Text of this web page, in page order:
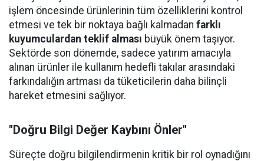
işlem öncesinde ürünlerinin tüm özelliklerini kontrol
etmesi ve tek bir noktaya bağlı kalmadan farklı
kuyumculardan teklif alması büyük önem taşıyor.
Sektörde son dönemde, sadece yatırım amacıyla
alınan ürünler ile kullanım hedefli takılar arasındaki
farkındalığın artması da tüketicilerin daha bilinçli
hareket etmesini sağlıyor.
"Doğru Bilgi Değer Kaybını Önler"
Süreçte doğru bilgilendirmenin kritik bir rol oynadığını